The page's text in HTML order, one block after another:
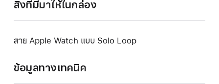
สิ่งที่มีมาให้ในกล่อง
สาย Apple Watch แบบ Solo Loop
ข้อมูลทางเทคนิค